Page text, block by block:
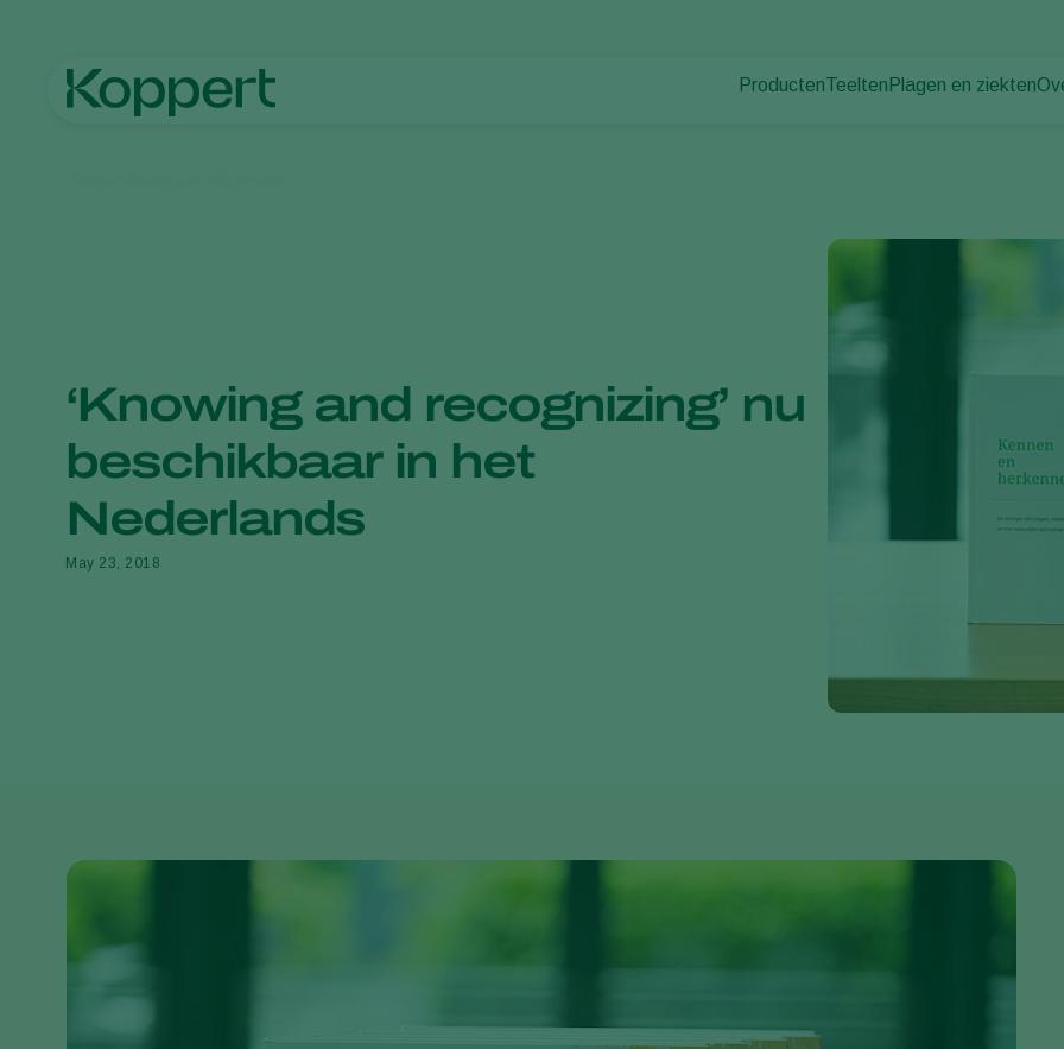
Producten
Uitzettechnieken
Teelten
Akkerbouwgewassen
Plagen en ziekten
‘Knowing and recognizing’ nu
beschikbaar in het
Nederlands
May 23, 2018